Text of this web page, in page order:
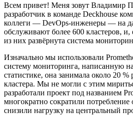
Всем привет! Меня зовут Владимир
разработчик в команде Deckhouse
коллеги — DevOps-инженеры — на
обслуживают более 600 кластеров, и,
из них развёрнута система
Изначально мы использовали
систему мониторинга, написанную
статистике, она занимала около 20 %
кластера. Мы не могли с этим
разработали проект под названием
многократно сократили
снизили нагрузку на центральный